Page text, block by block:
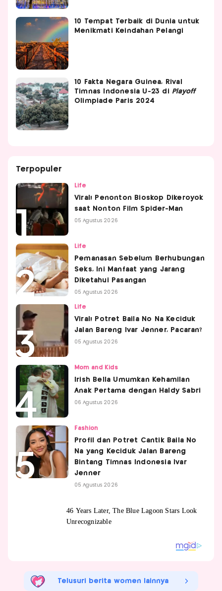
10 Tempat Terbaik di Dunia untuk
Menikmati Keindahan Pelangi
10 Fakta Negara Guinea, Rival
Timnas Indonesia U-23 di Playoff
Olimpiade Paris 2024
Terpopuler
Life
Viral! Penonton Bioskop Dikeroyok
saat Nonton Film Spider-Man
05 Agustus 2026
Life
Pemanasan Sebelum Berhubungan
Seks, Ini Manfaat yang Jarang
Diketahui Pasangan
05 Agustus 2026
Life
Viral! Potret Baila No Na Keciduk
Jalan Bareng Ivar Jenner, Pacaran?
05 Agustus 2026
Mom and Kids
Irish Bella Umumkan Kehamilan
Anak Pertama dengan Haldy Sabri
06 Agustus 2026
Fashion
Profil dan Potret Cantik Baila No
Na yang Keciduk Jalan Bareng
Bintang Timnas Indonesia Ivar
Jenner
05 Agustus 2026
Telusuri berita women lainnya